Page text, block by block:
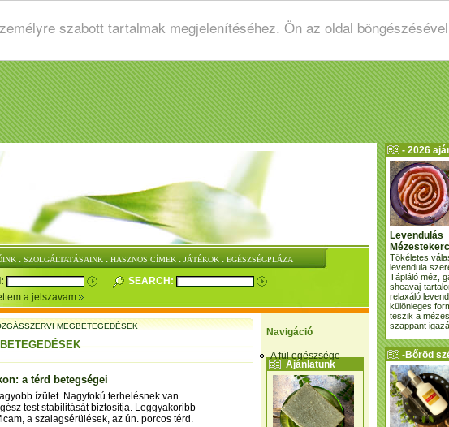
szabott tartalmak megjelenítéséhez. Ön az oldal böngészésével
: SZOLGÁLTATÁSAINK : HASZNOS CÍMEK : JÁTÉKOK : EGÉSZSÉGPLÁZA
SEARCH:
a jelszavam
Navigáció
A fül egészsége
Ajánlatunk
MEGBETEGEDÉSEK
a térd betegségei
ízület. Nagyfokú terhelésnek van
test stabilitását biztosítja. Leggyakoribb
a szalagsérülések, az ún. porcos térd.
- 2026
Levendulás
Tökéletes
levendula
Tápláló méz,
sheavaj-
relaxáló
különleges
teszik a
szappant
-Bőröd